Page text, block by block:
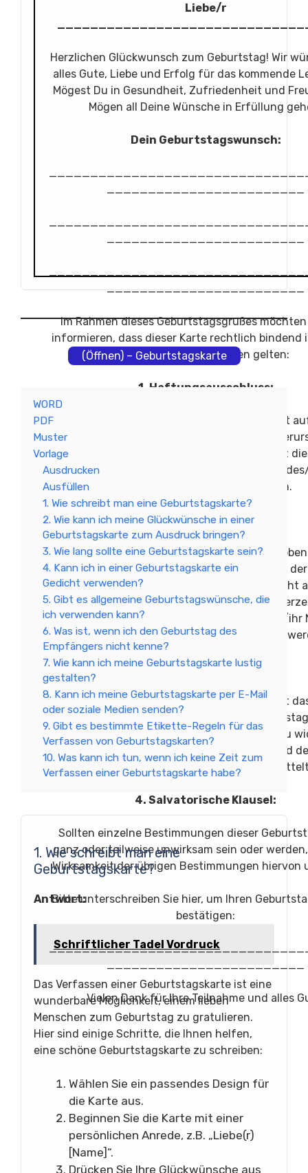
Liebe/r
Herzlichen Glückwunsch zum Geburtstag! Wir
alles Gute, Liebe und Erfolg für das kommende
Mögest Du in Gesundheit, Zufriedenheit und
Mögen all Deine Wünsche in Erfüllung
Dein Geburtstagswunsch:
________________________
Im Rahmen dieses Geburtstagsgrußes
informieren, dass dieser Karte rechtlich bindend
folgenden Bedingungen gelten:
1. Haftungsausschluss:
Die Nutzung dieser Geburtstagskarte erfolgt
Risiko. Jegliche Schäden, Verluste oder
Unannehmlichkeiten im Zusammenhang mit
liegen in der alleinigen Verantwortung
Unterzeichners/Unterzeichnerin.
2. Datenschutz:
Die im Rahmen dieser Geburtstagskarte
werden ausschließlich zum Zwecke der
Geburtstagsgratulation verwendet und nicht
weitergegeben. Der/die Unterzeichner/
erklärt sich hiermit einverstanden, dass sein/ihr
Geburtsdatum auf der Karte angezeigt
3. Widerrufsrecht:
Der/die Unterzeichner/Unterzeichnerin hat
seine/ihre Unterschrift auf dieser
innerhalb von 14 Tagen ab Erhalt der Karte zu
Der Widerruf muss schriftlich erfolgen und
Organisator/en der Geburtstagsfeier
4. Salvatorische Klausel:
Sollten einzelne Bestimmungen dieser
ganz oder teilweise unwirksam sein oder
Wirksamkeit der übrigen Bestimmungen hiervon
Bitte unterschreiben Sie hier, um Ihren
bestätigen:
Vielen Dank für Ihre Teilnahme und alles
(Öffnen) – Geburtstagskarte
WORD
PDF
Muster
Vorlage
Ausdrucken
Ausfüllen
1. Wie schreibt man eine Geburtstagskarte?
2. Wie kann ich meine Glückwünsche in einer
Geburtstagskarte zum Ausdruck bringen?
3. Wie lang sollte eine Geburtstagskarte sein?
4. Kann ich in einer Geburtstagskarte ein
Gedicht verwenden?
5. Gibt es allgemeine Geburtstagswünsche, die
ich verwenden kann?
6. Was ist, wenn ich den Geburtstag des
Empfängers nicht kenne?
7. Wie kann ich meine Geburtstagskarte lustig
gestalten?
8. Kann ich meine Geburtstagskarte per E-Mail
oder soziale Medien senden?
9. Gibt es bestimmte Etikette-Regeln für das
Verfassen von Geburtstagskarten?
10. Was kann ich tun, wenn ich keine Zeit zum
Verfassen einer Geburtstagskarte habe?
1. Wie schreibt man eine
Geburtstagskarte?
Antwort:
Schriftlicher Tadel Vordruck
Das Verfassen einer Geburtstagskarte ist eine
wunderbare Möglichkeit, einem lieben
Menschen zum Geburtstag zu gratulieren.
Hier sind einige Schritte, die Ihnen helfen,
eine schöne Geburtstagskarte zu schreiben:
Wählen Sie ein passendes Design für
die Karte aus.
Beginnen Sie die Karte mit einer
persönlichen Anrede, z.B. „Liebe(r)
[Name]“.
Drücken Sie Ihre Glückwünsche aus